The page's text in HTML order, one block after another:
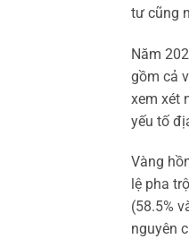
tư cũng
Năm
gồm cả
xem xét
yếu tố
Vàng
lệ pha
(58.5%
nguyên